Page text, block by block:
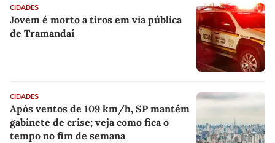
CIDADES
Jovem é morto a tiros em via pública
de Tramandaí
CIDADES
Após ventos de 109 km/h, SP mantém
gabinete de crise; veja como fica o
tempo no fim de semana